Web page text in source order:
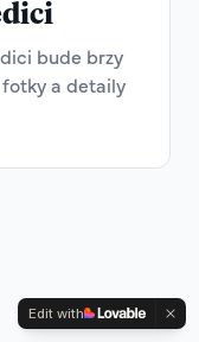
bude brzy
fotky a detaily
Edit with